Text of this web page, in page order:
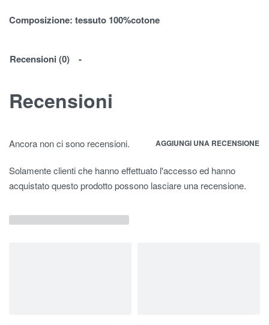
Composizione: tessuto 100%cotone
Recensioni (0)
Recensioni
Ancora non ci sono recensioni. AGGIUNGI UNA RECENSIONE
Solamente clienti che hanno effettuato l'accesso ed hanno
acquistato questo prodotto possono lasciare una recensione.